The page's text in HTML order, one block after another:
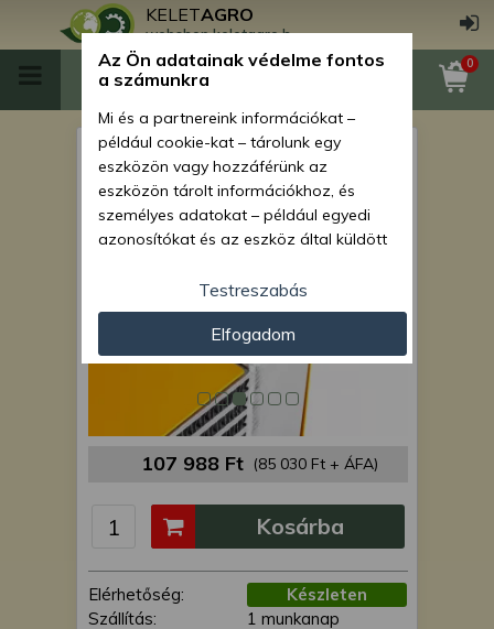
KELETAGRO
webshop.keletagro.hu
0
Force 108 hidraulikaolaj hűtő
107 988 Ft (85 030 Ft + ÁFA)
Elérhetőség:
Készleten
Szállítás:
1 munkanap
Kosárba
Az Ön adatainak védelme fontos
a számunkra
Mi és a partnereink információkat –
például cookie-kat – tárolunk egy
eszközön vagy hozzáférünk az
eszközön tárolt információkhoz, és
személyes adatokat – például egyedi
azonosítókat és az eszköz által küldött
személyre szabott hirdetések és
tartalom nyújtásához, hirdetés- és
tartalomméréshez, nézettségi adatok
gyűjtéséhez, valamint termékek
kifejlesztéséhez és a termékek
javításához. Az Ön engedélyével mi és a
partnereink eszközleolvasásos
módszerrel szerzett pontos geolokációs
is felhasználhatunk. A megfelelő helyre
kattintva hozzájárulhat ahhoz, hogy mi
és a partnereink a fent leírtak szerint
adatkezelést végezzünk. Másik
lehetőségként a hozzájárulás
Testreszabás
Elfogadom